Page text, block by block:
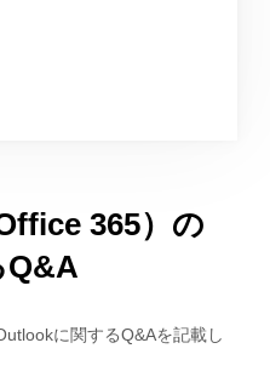
365）の
に関するQ&Aを記載し